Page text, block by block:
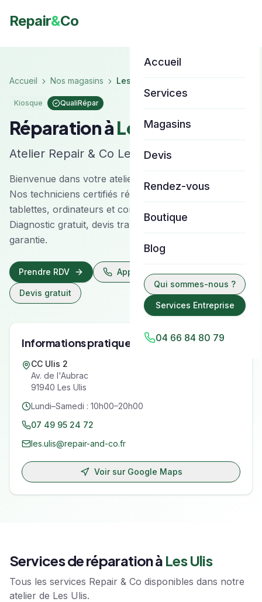
Repair&Co
Accueil
Services
Magasins
Devis
Rendez-vous
Boutique
Blog
Qui sommes-nous ?
Services Entreprise
04 66 84 80 79
Accueil Nos magasins Les Ulis
Kiosque QualiRépar
Réparation àLes Ulis
Atelier Repair & Co Les Ulis
Bienvenue dans votre atelier Repair & Co à
Nos techniciens certifiés réparent vos smartphones,
tablettes, ordinateurs et consoles toutes marques.
Diagnostic gratuit, devis transparent et réparation
garantie.
Prendre RDV Appeler 07 49 95 24 72
Devis gratuit
Informations pratiques
CC Ulis 2
Av. de l'Aubrac
91940 Les Ulis
Lundi–Samedi : 10h00–20h00
07 49 95 24 72
les.ulis@repair-and-co.fr
Voir sur Google Maps
Services de réparation à Les Ulis
Tous les services Repair & Co disponibles dans notre
atelier de Les Ulis.